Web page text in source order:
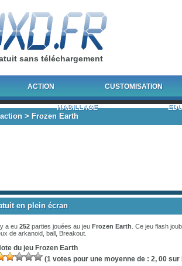
sans téléchargement
ACTION CUSTOMISATION
HABILLAGE
> Frozen Earth
en plein écran
a eu 252 parties jouées au jeu Frozen Earth . Ce jeu flash
de arkanoid ball Breakout
du jeu Frozen Earth
(1 votes pour une moyenne de : 2, 00 sur